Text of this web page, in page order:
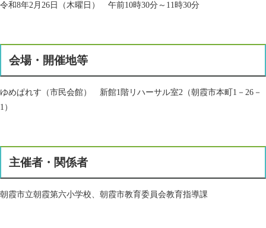
令和8年2月26日（木曜日） 午前10時30分～11時30分
会場・開催地等
ゆめぱれす（市民会館） 新館1階リハーサル室2（朝霞市本町1－26－
1）
主催者・関係者
朝霞市立朝霞第六小学校、朝霞市教育委員会教育指導課